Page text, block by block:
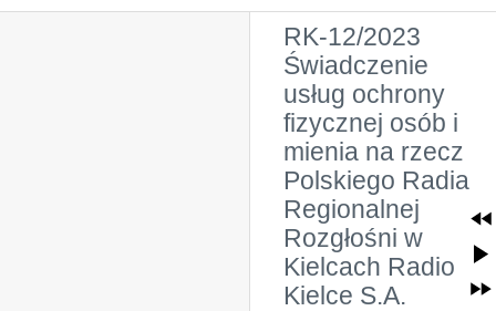
RK-12/2023
Świadczenie
usług ochrony
fizycznej osób i
mienia na rzecz
Polskiego Radia
Regionalnej
Rozgłośni w
Kielcach Radio
Kielce S.A.